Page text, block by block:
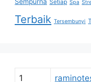
Sempurna Setiap Spa
Terbaik Tersembunyi
1